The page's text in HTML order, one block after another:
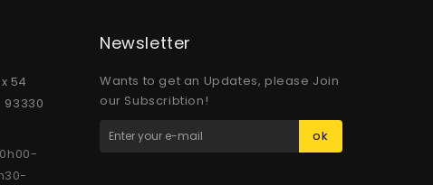
54
93330
Newsletter
Wants to get an Updates, please Join
our Subscribtion!
ok